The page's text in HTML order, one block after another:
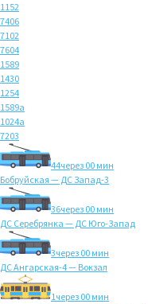
1152
7406
7102
7604
1589
1430
1254
1589а
1024а
7203
44через 00 мин
Бобруйская — ДС Запад-3
36через 00 мин
ДС Серебрянка — ДС Юго-Запад
3через 00 мин
ДС Ангарская-4 — Вокзал
1через 00 мин